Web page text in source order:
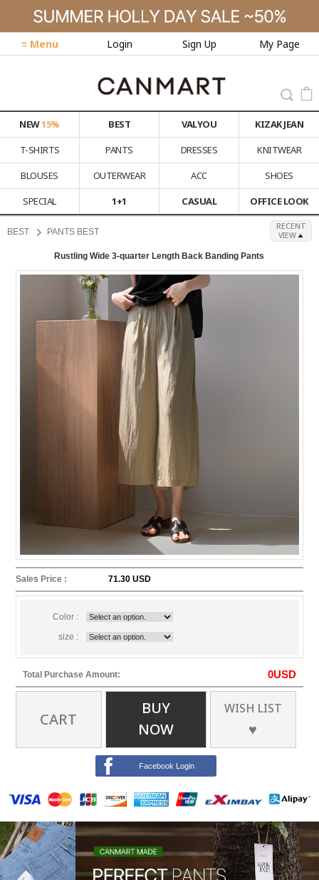
≡ Menu Login Sign Up My Page
NEW15% BEST VALYOU
KIZAK JEAN
T-SHIRTS
PANTS DRESSES
KNITWEAR
BLOUSES
OUTERWEAR ACC
SHOES
SPECIAL
1+1 CASUAL OFFICE LOOK
BEST PANTS BEST
RECENT
VIEW
Rustling Wide 3-quarter Length Back Banding Pants
Sales Price : 71.30 USD
Color :
size :
Total Purchase Amount: 0USD
CART
BUY
NOW
WISH LIST
♥
Facebook Login